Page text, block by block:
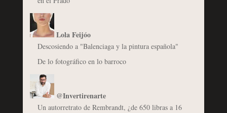
Lola Feijóo
Descosiendo a "Balenciaga y la pintura española"
De lo fotográfico en lo barroco
@Invertirenarte
Un autorretrato de Rembrandt, ¿de 650 libras a 16